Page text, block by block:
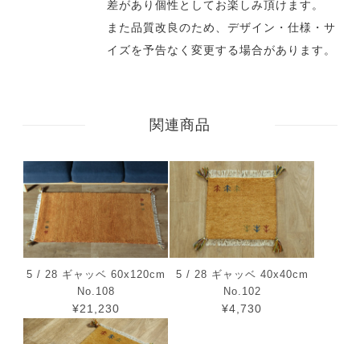
差があり個性としてお楽しみ頂けます。
また品質改良のため、デザイン・仕様・サ
イズを予告なく変更する場合があります。
関連商品
5 / 28 ギャッベ 60x120cm
No.108
¥21,230
5 / 28 ギャッベ 40x40cm
No.102
¥4,730